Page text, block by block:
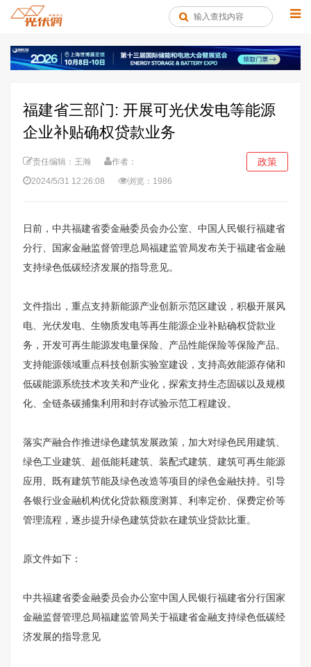
福建省三部门: 开展可光伏发电等能源
企业补贴确权贷款业务
责任编辑：王瀚
作者：
2024/5/31 12:26:08
浏览：1986
政策
日前，中共福建省委金融委员会办公室、中国人民银行福建省
分行、国家金融监督管理总局福建监管局发布关于福建省金融
支持绿色低碳经济发展的指导意见。
文件指出，重点支持新能源产业创新示范区建设，积极开展风
电、光伏发电、生物质发电等再生能源企业补贴确权贷款业
务，开发可再生能源发电量保险、产品性能保险等保险产品。
支持能源领域重点科技创新实验室建设，支持高效能源存储和
低碳能源系统技术攻关和产业化，探索支持生态固碳以及规模
化、全链条碳捕集利用和封存试验示范工程建设。
落实产融合作推进绿色建筑发展政策，加大对绿色民用建筑、
绿色工业建筑、超低能耗建筑、装配式建筑、建筑可再生能源
应用、既有建筑节能及绿色改造等项目的绿色金融扶持。引导
各银行业金融机构优化贷款额度测算、利率定价、保费定价等
管理流程，逐步提升绿色建筑贷款在建筑业贷款比重。
原文件如下：
中共福建省委金融委员会办公室中国人民银行福建省分行国家
金融监督管理总局福建监管局关于福建省金融支持绿色低碳经
济发展的指导意见